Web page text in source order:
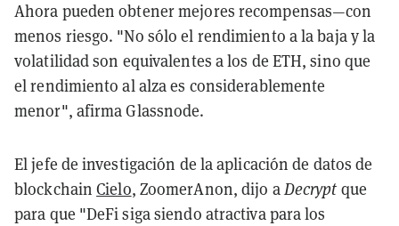
Ahora pueden obtener mejores recompensas—con
menos riesgo. "No sólo el rendimiento a la baja y la
volatilidad son equivalentes a los de ETH, sino que
el rendimiento al alza es considerablemente
menor", afirma Glassnode.
El jefe de investigación de la aplicación de datos de
blockchainCielo, ZoomerAnon, dijo aDecrypt que
para que "DeFi siga siendo atractiva para los